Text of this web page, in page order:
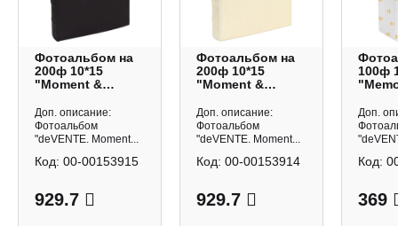
Фотоальбом на
200ф 10*15
"Moment &
кармашки
9028512 deVENTE
Доп. описание:
Фотоальбом
"deVENTE. Moment...
929.7
Код: 00-00153915
Фотоальбом на
200ф 10*15
"Moment &
Молочный"
кармашки
9028511 deVENTE
Доп. описание:
Фотоальбом
"deVENTE. Moment...
929.7
Код: 00-00153914
100ф
Доп.
369
Код: